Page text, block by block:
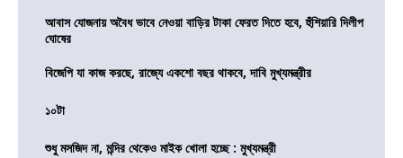
আবাস যোজনায় অবৈধ ভাবে নেওয়া বাড়ির টাকা ফেরত দিতে হবে, হুঁশিয়ারি দিলীপ
ঘোষের
বিজেপি যা কাজ করছে, রাজ্যে একশো বছর থাকবে, দাবি মুখ্যমন্ত্রীর
১০টা
শুধু মসজিদ না, মন্দির থেকেও মাইক খোলা হচ্ছে : মুখ্যমন্ত্রী